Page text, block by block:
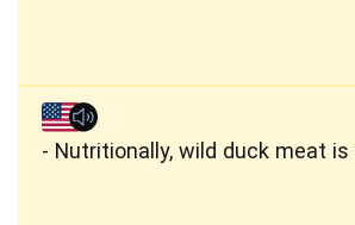
Nutritionally, wild duck meat